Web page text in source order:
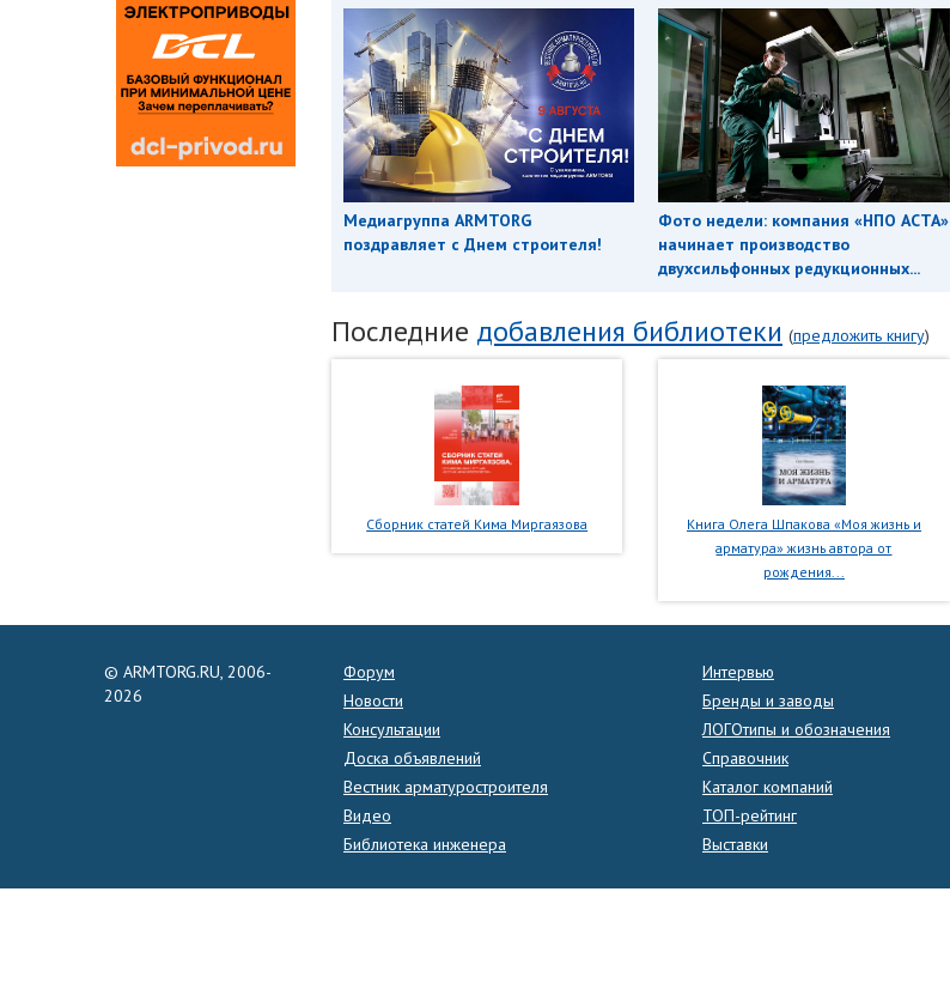
Медиагруппа ARMTORG
поздравляет с Днем строителя!
Фото недели: компания «НПО АСТА»
начинает производство
двухсильфонных редукционных...
Последние добавления библиотеки (предложить книгу)
Сборник статей Кима Миргаязова
Книга Олега Шпакова «Моя жизнь и
арматура» жизнь автора от
рождения...
© ARMTORG.RU, 2006-
2026
Форум
Новости
Консультации
Доска объявлений
Вестник арматуростроителя
Видео
Библиотека инженера
Интервью
Бренды и заводы
ЛОГОтипы и обозначения
Справочник
Каталог компаний
ТОП-рейтинг
Выставки